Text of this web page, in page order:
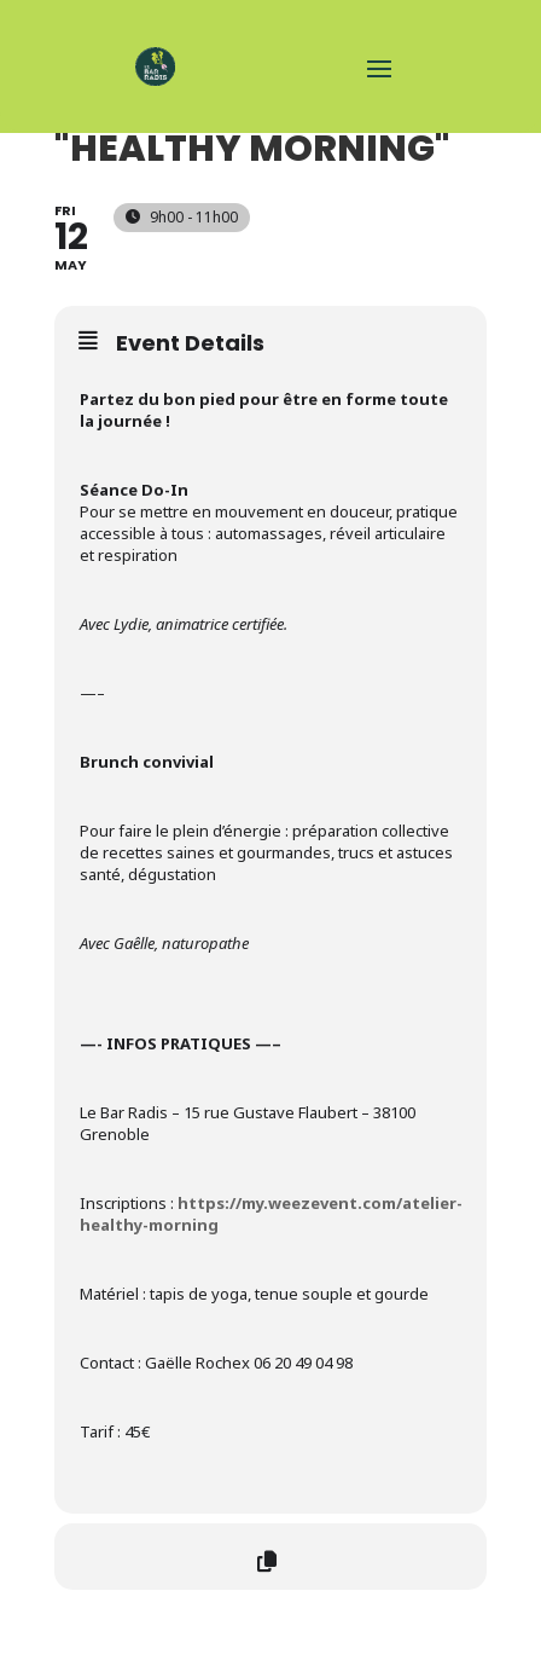
"HEALTHY MORNING"
FRI
12
MAY
9h00 - 11h00
Event Details
Partez du bon pied pour être en forme toute
la journée !
Séance Do-In
Pour se mettre en mouvement en douceur, pratique
accessible à tous : automassages, réveil articulaire
et respiration
Avec Lydie, animatrice certifiée.
—–
Brunch convivial
Pour faire le plein d’énergie : préparation collective
de recettes saines et gourmandes, trucs et astuces
santé, dégustation
Avec Gaêlle, naturopathe
—- INFOS PRATIQUES —–
Le Bar Radis – 15 rue Gustave Flaubert – 38100
Grenoble
Inscriptions : https://my.weezevent.com/atelier-
healthy-morning
Matériel : tapis de yoga, tenue souple et gourde
Contact : Gaëlle Rochex 06 20 49 04 98
Tarif : 45€